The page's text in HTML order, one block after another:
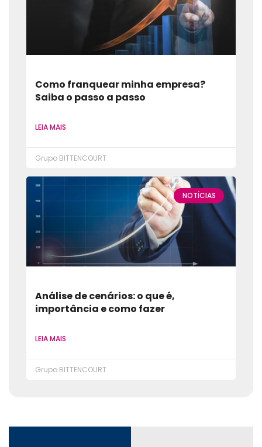
Como franquear minha empresa?
Saiba o passo a passo
LEIA MAIS
Grupo BITTENCOURT
NOTÍCIAS
Análise de cenários: o que é,
importância e como fazer
LEIA MAIS
Grupo BITTENCOURT